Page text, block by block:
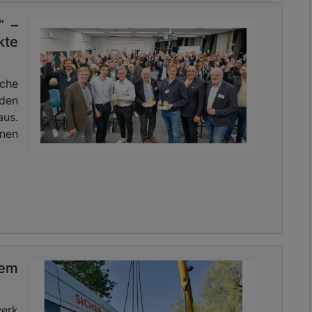
auf Facharbeiter, Vorarbeiter und Poliere. Sie
polnisch, türkisch, rumänisch, bulgarisch oder
hochwertig ausgeführt werden.„Die App
helfen, neue Mitarbeiter zu
Marco Künster, Geschäftsführer der
Zusammenhang wird die Gütegemeinschaft allen
Beurteilungsgruppe AK, entsprechende Poster für
die QR-Codes darauf werden alle Mitarbeiter mit
Unterthemen geleitet.“
im Kanalbau. Viele Abbildungen und
und machen das Lernen verständlicher. Die
„Herstellen der Seitenzuläufe“, „Rohrhandling
„Seitenverfüllung und Rohrabdeckung“,
Ein möglicher abschließender
–